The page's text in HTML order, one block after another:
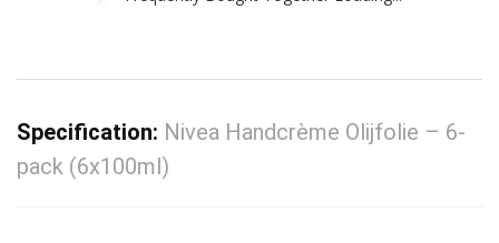
Specification: Nivea Handcrème Olijfolie – 6-
pack (6x100ml)